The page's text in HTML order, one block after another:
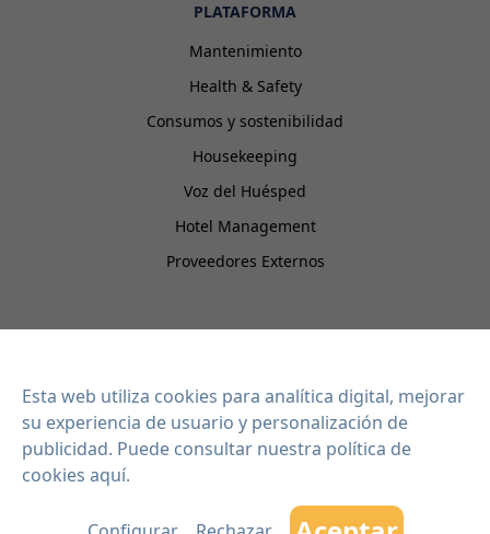
PLATAFORMA
Mantenimiento
Health & Safety
Consumos y sostenibilidad
Housekeeping
Voz del Huésped
Hotel Management
Proveedores Externos
EISI HOTEL
Contacto
Blog
Esta web utiliza cookies para analítica digital, mejorar
su experiencia de usuario y personalización de
publicidad. Puede consultar nuestra política de
cookies aquí.